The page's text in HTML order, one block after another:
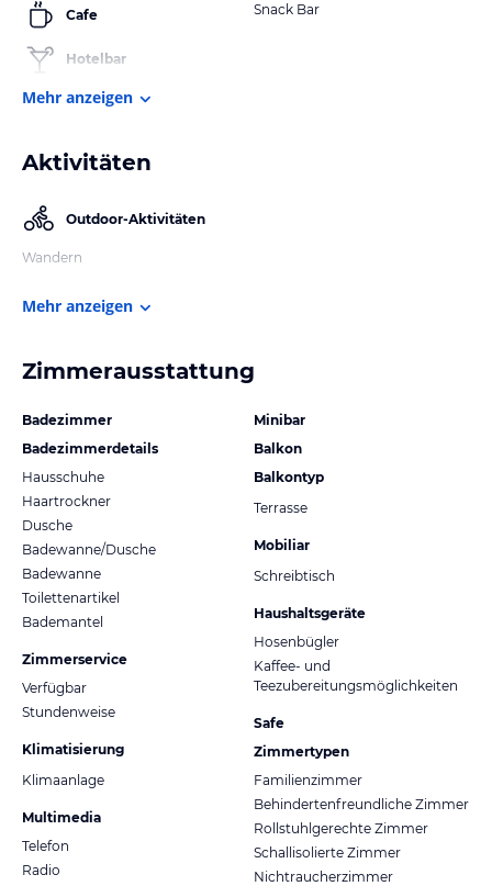
Cafe
Hotelbar
Snack Bar
Mehr anzeigen
Aktivitäten
Outdoor-Aktivitäten
Wandern
Mehr anzeigen
Zimmerausstattung
Badezimmer
Badezimmerdetails
Hausschuhe
Haartrockner
Dusche
Badewanne/Dusche
Badewanne
Toilettenartikel
Bademantel
Zimmerservice
Verfügbar
Stundenweise
Klimatisierung
Klimaanlage
Multimedia
Telefon
Radio
Minibar
Balkon
Balkontyp
Terrasse
Mobiliar
Schreibtisch
Haushaltsgeräte
Hosenbügler
Kaffee- und
Teezubereitungsmöglichkeiten
Safe
Zimmertypen
Familienzimmer
Behindertenfreundliche Zimmer
Rollstuhlgerechte Zimmer
Schallisolierte Zimmer
Nichtraucherzimmer